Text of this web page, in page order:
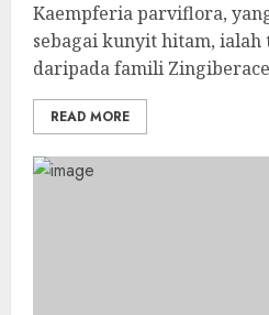
Kaempferia parviflora,
sebagai kunyit hitam,
daripada famili
READ MORE